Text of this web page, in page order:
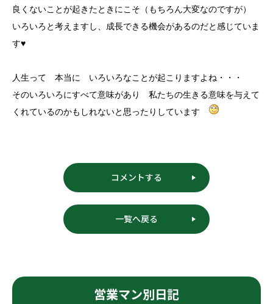
良くないことが起きたときにこそ（もちろん大変なのですが）
いろいろと考えますし、成長できる機会があるのだと感じていま
す♥
人生って 本当に いろいろなことが起こりますよね・・・
そのいろいろにすべて意味があり 私たちの生きる意味を与えて
くれているのかもしれないと思ったりしています
コメントする
一覧へ戻る
営業マン別日記